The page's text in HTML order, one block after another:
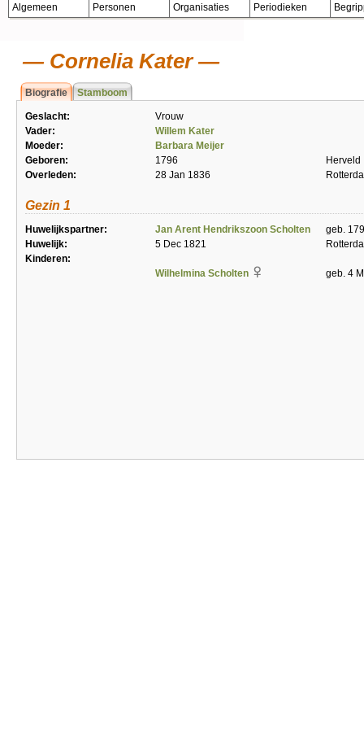
Algemeen Personen Organisaties Periodieken
Cornelia Kater
Biografie Stamboom
Geslacht:
Vrouw
Vader:
Willem Kater
Moeder:
Barbara Meijer
Geboren:
1796
Herveld
Overleden:
28 Jan 1836
Gezin 1
Huwelijkspartner: Jan Arent Hendrikszoon Scholten
geb.
Huwelijk:
5 Dec 1821
Kinderen:
Wilhelmina Scholten
geb. 4